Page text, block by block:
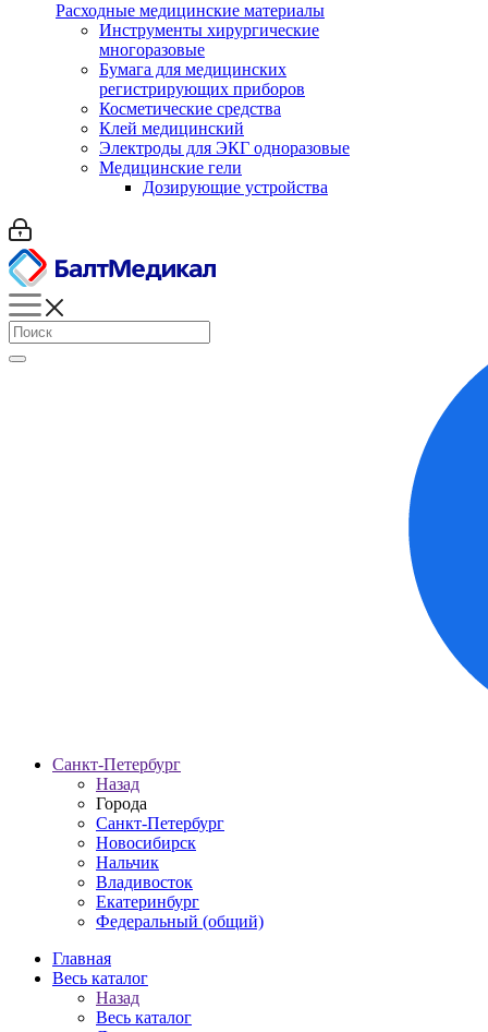
Расходные медицинские материалы
Инструменты хирургические
многоразовые
Бумага для медицинских
регистрирующих приборов
Косметические средства
Клей медицинский
Электроды для ЭКГ одноразовые
Медицинские гели
Дозирующие устройства
Санкт-Петербург
Назад
Города
Санкт-Петербург
Новосибирск
Нальчик
Владивосток
Екатеринбург
Федеральный (общий)
Главная
Весь каталог
Назад
Весь каталог